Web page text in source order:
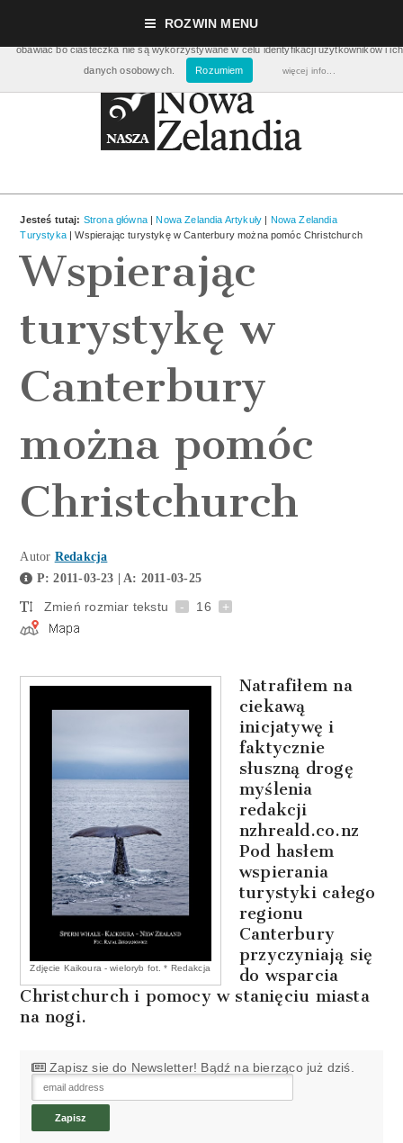
ROZWIN MENU
Jesteś tutaj: Strona główna|Nowa Zelandia Artykuły | Nowa Zelandia
Turystyka| Wspierając turystykę w Canterbury można pomóc Christchurch
Wspierając
turystykę w
Canterbury
można pomóc
Christchurch
Autor Redakcja
P: 2011-03-23 | A: 2011-03-25
Zmień rozmiar tekstu - 16 +
Zdjęcie Kaikoura - wieloryb fot. * Redakcja
Natrafiłem na
ciekawą
inicjatywę i
faktycznie
słuszną drogę
myślenia
redakcji
nzhreald.co.nz
Pod hasłem
wspierania
turystyki całego
regionu
Canterbury
przyczyniają się
do wsparcia
Christchurch i pomocy w stanięciu miasta
na nogi.
Zapisz sie do Newsletter! Bądź na bierząco już dziś.
Nasza strona używa ciasteczek (cookies), dzięki którym nasz serwis może działać
obawiać bo ciasteczka nie są wykorzystywane w celu identyfikacji użytkowników i ich
danych osobowych.
Rozumiem więcej info...